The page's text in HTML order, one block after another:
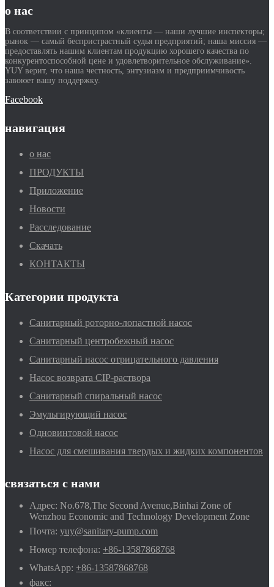
о нас
В соответствии с принципом «клиенты — наши лучшие инспекторы;
рынок — самый беспристрастный судья предприятий; наша миссия —
предоставлять нашим клиентам продукцию хорошего качества по
конкурентоспособной цене и удовлетворительное обслуживание».
YUY верит, что наша честность, энтузиазм и предприимчивость
завоюет вашу поддержку.
Facebook
навигация
о нас
ПРОДУКТЫ
Приложение
Новости
Расследование
Скачать
КОНТАКТЫ
Категории продукта
Санитарный роторно-лопастной насос
Санитарный центробежный насос
Санитарный насос отрицательного давления
Насос возврата CIP-раствора
Санитарный спиральный насос
Эмульгирующий насос
Одновинтовой насос
Насос для смешивания твердых и жидких компонентов
связаться с нами
Адрес: No.678,The Second Avenue,Binhai Zone of
Wenzhou Economic and Technology Development Zone
Почта: yuy@sanitary-pump.com
Номер телефона: +86-13587868768
WhatsApp: +86-13587868768
факс: